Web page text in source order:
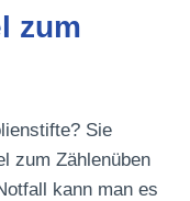
zum
Sie
zum Zählenüben
kann man es